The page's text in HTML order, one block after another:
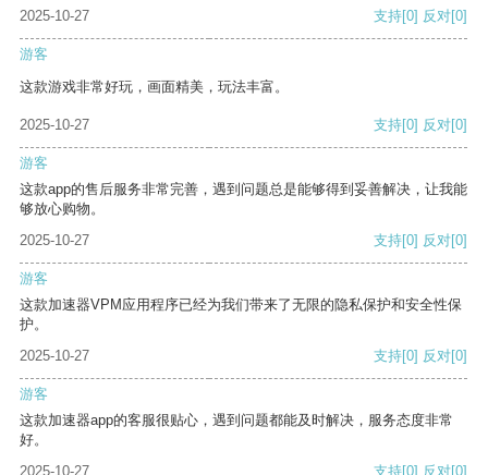
2025-10-27
支持[0] 反对[0]
游客
这款游戏非常好玩，画面精美，玩法丰富。
2025-10-27 支持[0] 反对[0]
游客
这款app的售后服务非常完善，遇到问题总是能够得到妥善解决，让我能
够放心购物。
2025-10-27
支持[0] 反对[0]
游客
这款加速器VPM应用程序已经为我们带来了无限的隐私保护和安全性保
护。
2025-10-27
支持[0] 反对[0]
游客
这款加速器app的客服很贴心，遇到问题都能及时解决，服务态度非常
好。
2025-10-27
支持[0] 反对[0]